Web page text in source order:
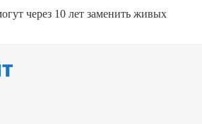
через 10 лет заменить живых